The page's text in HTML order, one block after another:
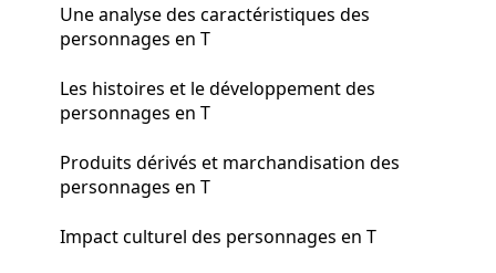
Une analyse des caractéristiques des
personnages en T
Les histoires et le développement des
personnages en T
Produits dérivés et marchandisation des
personnages en T
Impact culturel des personnages en T